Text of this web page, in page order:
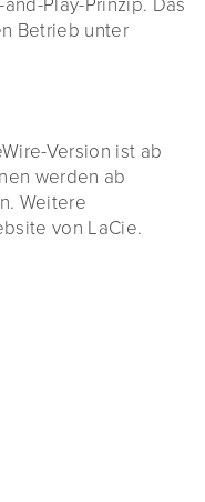
Play-Prinzip. Das
Betrieb unter
Version ist ab
werden ab
Weitere
von LaCie.